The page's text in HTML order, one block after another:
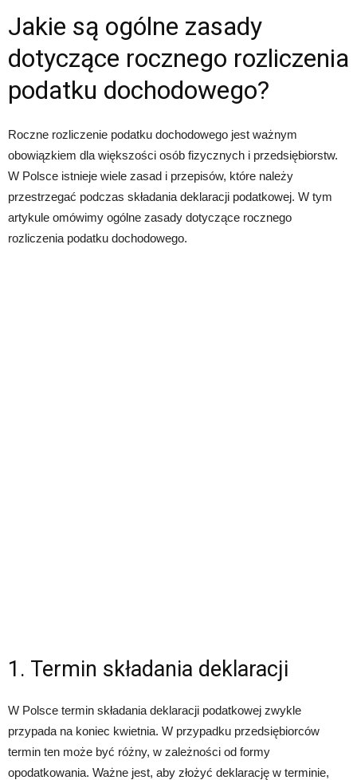
Jakie są ogólne zasady
dotyczące rocznego rozliczenia
podatku dochodowego?
Roczne rozliczenie podatku dochodowego jest ważnym
obowiązkiem dla większości osób fizycznych i przedsiębiorstw.
W Polsce istnieje wiele zasad i przepisów, które należy
przestrzegać podczas składania deklaracji podatkowej. W tym
artykule omówimy ogólne zasady dotyczące rocznego
rozliczenia podatku dochodowego.
1. Termin składania deklaracji
W Polsce termin składania deklaracji podatkowej zwykle
przypada na koniec kwietnia. W przypadku przedsiębiorców
termin ten może być różny, w zależności od formy
opodatkowania. Ważne jest, aby złożyć deklarację w terminie,